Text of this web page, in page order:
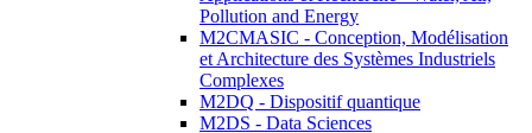
Pollution and Energy
M2CMASIC - Conception, Modélisation
et Architecture des Systèmes Industriels
Complexes
M2DQ - Dispositif quantique
M2DS - Data Sciences